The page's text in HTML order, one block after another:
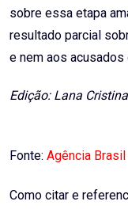
sobre essa etapa
resultado parcial
e nem aos acusados
Edição: Lana Cristina
Fonte: Agência
Como citar e